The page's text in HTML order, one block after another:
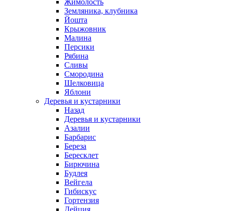
Жимолость
Земляника, клубника
Йошта
Крыжовник
Малина
Персики
Рябина
Сливы
Смородина
Шелковица
Яблони
Деревья и кустарники
Назад
Деревья и кустарники
Азалии
Барбарис
Береза
Бересклет
Бирючина
Будлея
Вейгела
Гибискус
Гортензия
Дейция